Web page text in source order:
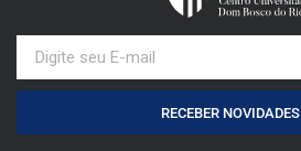
RECEBER NOVIDADES